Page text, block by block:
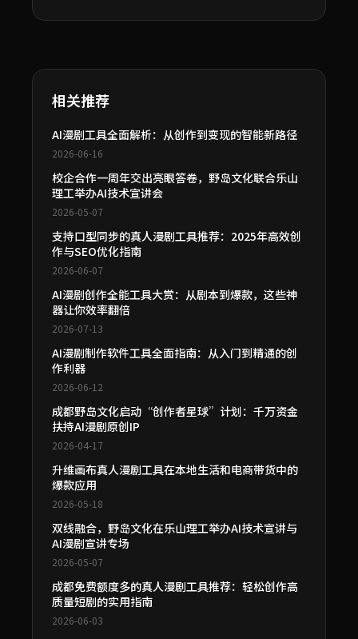
相关推荐
AI漫剧工具全面解析：从创作到变现的智能新路径
2026-06-16
校企合作一周年交出亮眼答卷，野岛文化联合乐山
理工举办AI技术宣讲会
2026-05-07
支持口型同步的真人漫剧工具推荐：2025年高效创
作与SEO优化指南
2026-06-07
AI漫剧创作全能工具大赏：从剧本到爆款，这些神
器让你效率翻倍
2026-07-13
AI漫剧制作软件工具全面指南：从入门到精通的创
作利器
2026-06-12
成都野岛文化启动“创作者星球”计划：千万资金
扶持AI漫剧原创IP
2026-04-17
升维画布真人漫剧工具在本地生活和电商带货中的
爆款应用
2026-05-18
双线融合，野岛文化在乐山理工举办AI技术宣讲与
AI漫剧宣讲专场
2026-05-07
成都免费额度多的真人漫剧工具推荐：轻松创作高
质量短剧的实用指南
2026-06-03